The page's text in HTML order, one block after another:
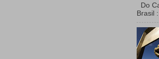
Do
Brasil :